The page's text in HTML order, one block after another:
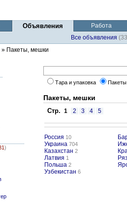
Объявления
Работа
Все объявления
» Пакеты, мешки
)
Тара и упаковка
Пакеты, мешки
Стр. 1 2 3 4 5
Россия 10
Украина 704
Казахстан 2
Латвия 1
Польша 2
Узбекистан 6